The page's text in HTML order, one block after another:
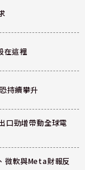
在這裡
持續攀升
口勁增帶動全球電
微軟與Meta財報反